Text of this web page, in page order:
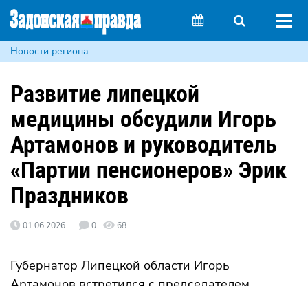
Новости региона
Развитие липецкой
медицины обсудили Игорь
Артамонов и руководитель
«Партии пенсионеров» Эрик
Праздников
01.06.2026 0 68
Губернатор Липецкой области Игорь